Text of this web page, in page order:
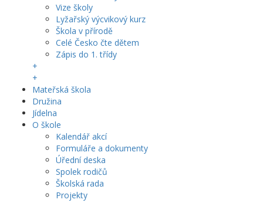
Vize školy
Lyžařský výcvikový kurz
Škola v přírodě
Celé Česko čte dětem
Zápis do 1. třídy
+
+
Mateřská škola
Družina
Jídelna
O škole
Kalendář akcí
Formuláře a dokumenty
Úřední deska
Spolek rodičů
Školská rada
Projekty